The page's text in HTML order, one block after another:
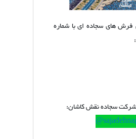
های سجاده ای با شماره
سجاده نقش کاشان: